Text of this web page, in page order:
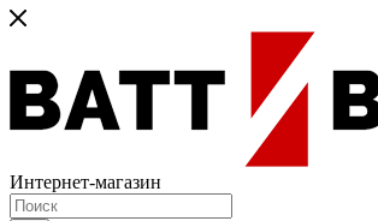
Интернет-магазин